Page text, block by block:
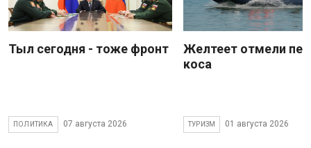
Тыл сегодня - тоже фронт
ПОЛИТИКА 07 августа 2026
Желтеет отмели
коса
ТУРИЗМ 01 августа 2026